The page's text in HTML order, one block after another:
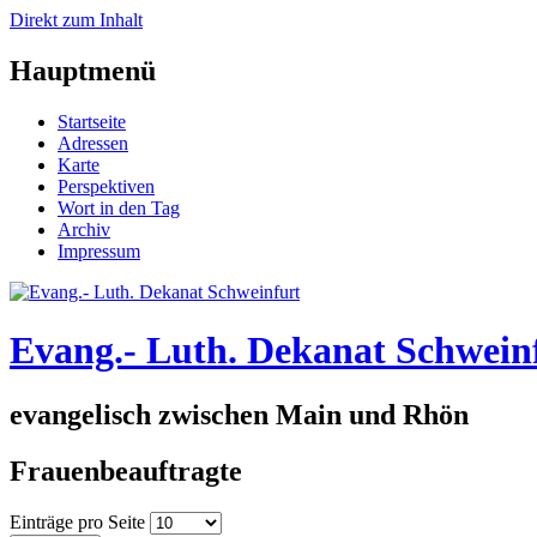
Direkt zum Inhalt
Hauptmenü
Startseite
Adressen
Karte
Perspektiven
Wort in den Tag
Archiv
Impressum
Evang.- Luth. Dekanat
evangelisch zwischen Main und Rhön
Frauenbeauftragte
Einträge pro Seite